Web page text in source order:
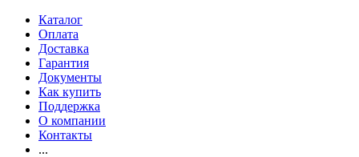
Каталог
Оплата
Доставка
Гарантия
Документы
Как купить
Поддержка
О компании
Контакты
...